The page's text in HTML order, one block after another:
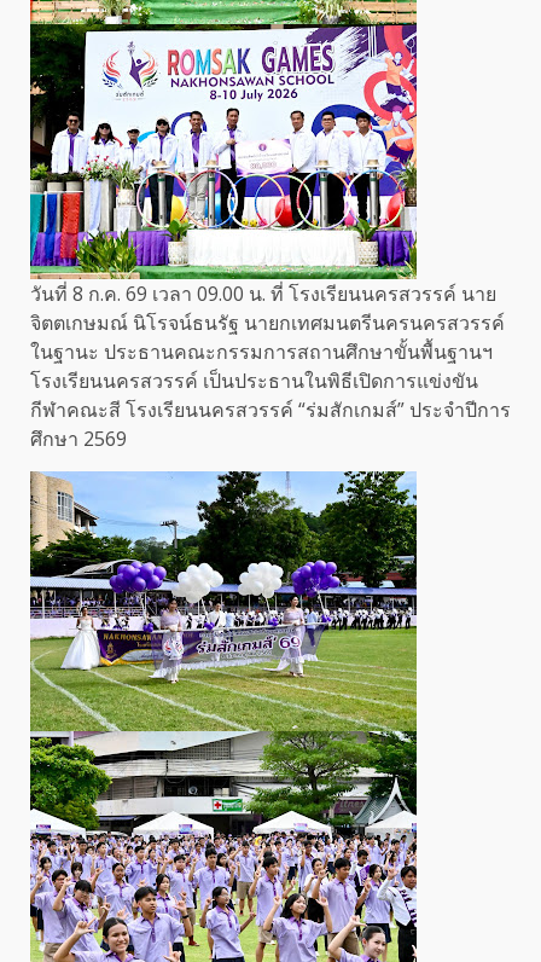
วันที่ 8 ก.ค. 69 เวลา 09.00 น. ที่ โรงเรียนนครสวรรค์ นาย
จิตตเกษมณ์ นิโรจน์ธนรัฐ นายกเทศมนตรีนครนครสวรรค์
ในฐานะ ประธานคณะกรรมการสถานศึกษาขั้นพื้นฐานฯ
โรงเรียนนครสวรรค์ เป็นประธานในพิธีเปิดการแข่งขัน
กีฬาคณะสี โรงเรียนนครสวรรค์ “ร่มสักเกมส์” ประจำปีการ
ศึกษา 2569